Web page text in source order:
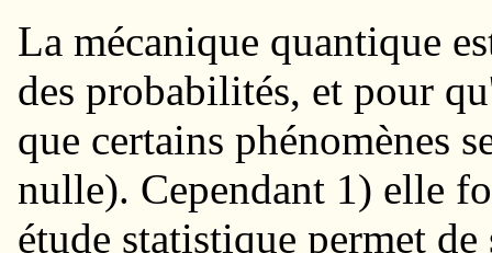
La mécanique quantique
des probabilités, et pour
que certains phénomènes
nulle). Cependant 1) elle
étude statistique permet